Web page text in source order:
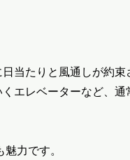
当たりと風通しが約束
エレベーターなど、通
力です。